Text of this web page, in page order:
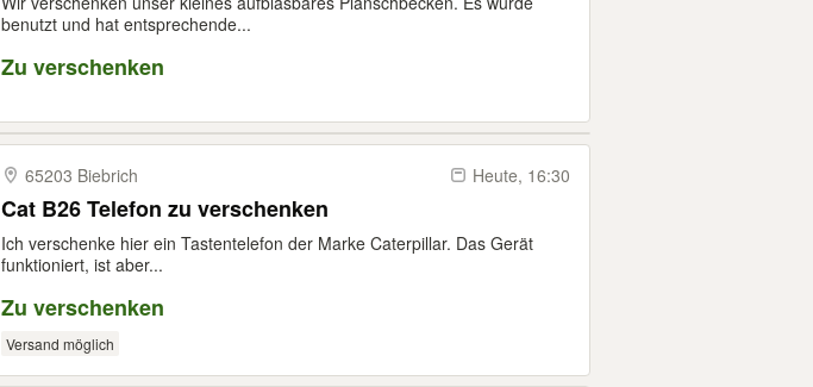
benutzt und hat entsprechende...
Zu verschenken
65203 Biebrich Heute, 16:30
Cat B26 Telefon zu verschenken
Ich verschenke hier ein Tastentelefon der Marke Caterpillar. Das Gerät
funktioniert, ist aber...
Zu verschenken
Versand möglich